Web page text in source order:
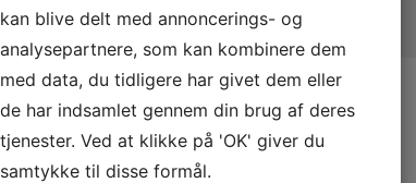
kan blive delt med annoncerings- og
analysepartnere, som kan kombinere dem
med data, du tidligere har givet dem eller
de har indsamlet gennem din brug af deres
tjenester. Ved at klikke på 'OK' giver du
samtykke til disse formål.